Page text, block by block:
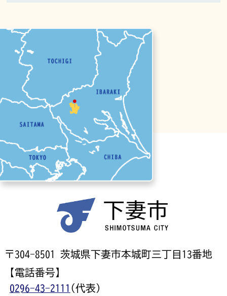
〒304-8501 茨城県下妻市本城町三丁目13番地
【電話番号】
0296-43-2111 (代表)